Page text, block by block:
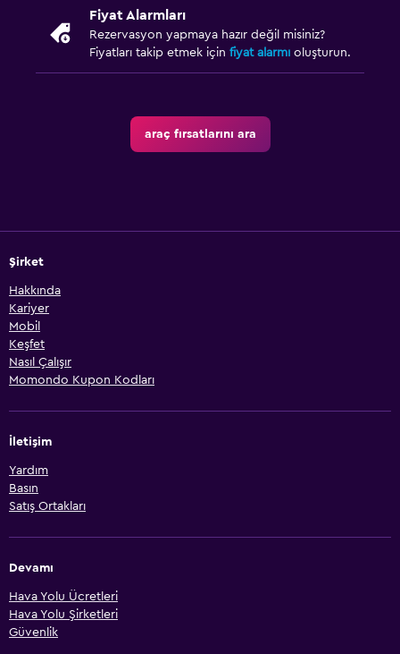
Fiyat Alarmları
Rezervasyon yapmaya hazır değil misiniz?
Fiyatları takip etmek için fiyat alarmı oluşturun.
araç fırsatlarını ara
Şirket
Hakkında
Kariyer
Mobil
Keşfet
Nasıl Çalışır
Momondo Kupon Kodları
İletişim
Yardım
Basın
Satış Ortakları
Devamı
Hava Yolu Ücretleri
Hava Yolu Şirketleri
Güvenlik